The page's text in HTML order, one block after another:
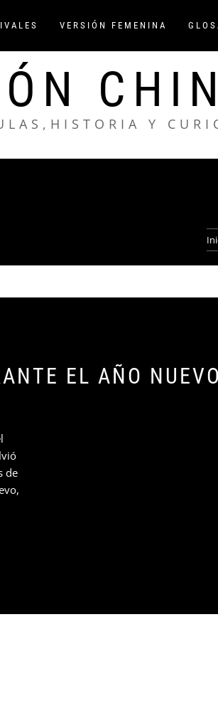
VERSIÓN FEMENINA
Y
EL AÑO
de